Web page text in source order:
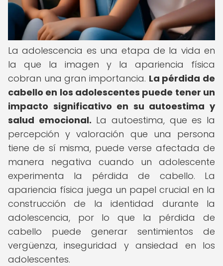
La adolescencia es una etapa de la vida en
la que la imagen y la apariencia física
cobran una gran importancia. La pérdida de
cabello en los adolescentes puede tener un
impacto significativo en su autoestima y
salud emocional. La autoestima, que es la
percepción y valoración que una persona
tiene de sí misma, puede verse afectada de
manera negativa cuando un adolescente
experimenta la pérdida de cabello. La
apariencia física juega un papel crucial en la
construcción de la identidad durante la
adolescencia, por lo que la pérdida de
cabello puede generar sentimientos de
vergüenza, inseguridad y ansiedad en los
adolescentes.